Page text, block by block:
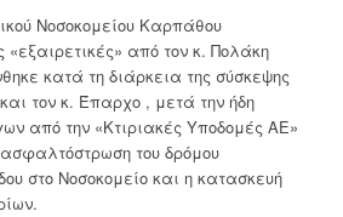
Νοσοκομείου Καρπάθου
από τον κ. Πολάκη
κατά τη διάρκεια της σύσκεψης
τον κ. Έπαρχο , μετά την ήδη
από την «Κτιριακές Υποδομές ΑΕ»
του δρόμου
στο Νοσοκομείο και η κατασκευή